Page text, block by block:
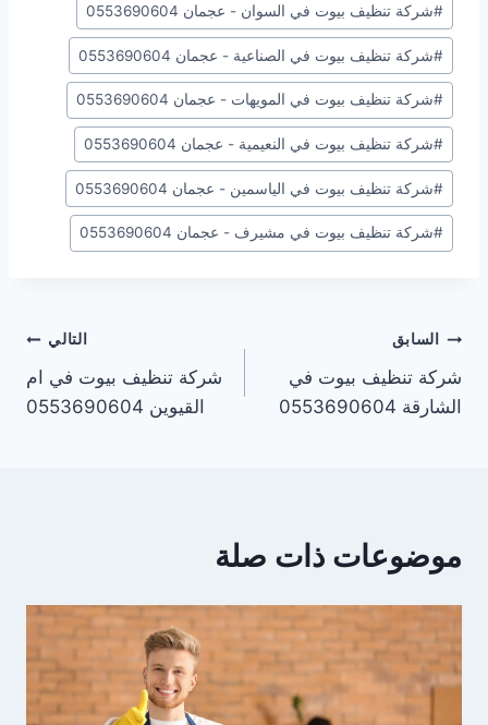
#شركة تنظيف بيوت في السوان - عجمان 0553690604
#شركة تنظيف بيوت في الصناعية - عجمان 0553690604
#شركة تنظيف بيوت في المويهات - عجمان 0553690604
#شركة تنظيف بيوت في النعيمية - عجمان 0553690604
#شركة تنظيف بيوت في الياسمين - عجمان 0553690604
#شركة تنظيف بيوت في مشيرف - عجمان 0553690604
تصفّح
المقالات
السابق
شركة تنظيف بيوت في
الشارقة 0553690604
التالي
شركة تنظيف بيوت في ام
القيوين 0553690604
موضوعات ذات صلة